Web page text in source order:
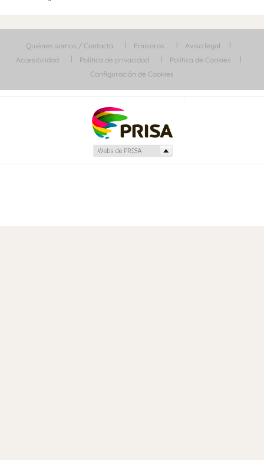
Quiénes somos / Contacta Emisoras
Aviso legal
Accesibilidad
Política de privacidad
Política de Cookies
Configuración de Cookies